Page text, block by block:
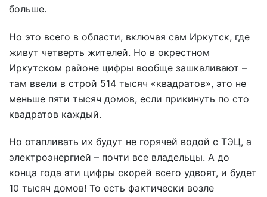
больше.
Но это всего в области, включая сам Иркутск, где
живут четверть жителей. Но в окрестном
Иркутском районе цифры вообще зашкаливают –
там ввели в строй 514 тысяч «квадратов», это не
меньше пяти тысяч домов, если прикинуть по сто
квадратов каждый.
Но отапливать их будут не горячей водой с ТЭЦ, а
электроэнергией – почти все владельцы. А до
конца года эти цифры скорей всего удвоят, и будет
10 тысяч домов! То есть фактически возле